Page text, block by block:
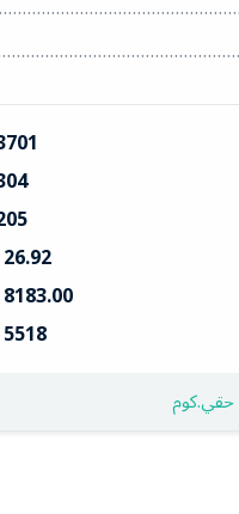
3701
304
205
26.92 دينار
8183.00 دينار
5518 دينار
حقي.كوم